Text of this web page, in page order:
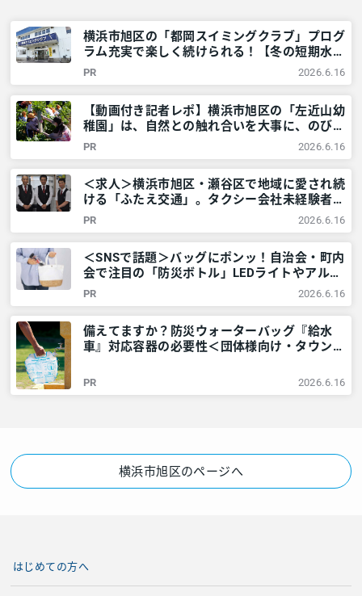
横浜市旭区の「都岡スイミングクラブ」プログ
ラム充実で楽しく続けられる！【冬の短期水泳
教室開催！】 – 神奈川・東京多摩のご近所情
報 – レアリア
PR 2026.6.16
【動画付き記者レポ】横浜市旭区の「左近山幼
稚園」は、自然との触れ合いを大事に、のびの
びとした教育を提供！＜満3歳児募集中＞ – 神
奈川・東京多摩のご近所情報 – レアリア
PR 2026.6.16
＜求人＞横浜市旭区・瀬谷区で地域に愛され続
ける「ふたえ交通」。タクシー会社未経験者も
安心して高収入を目指せる理由とは？ – 神奈
川・東京多摩のご近所情報 – レアリア
PR 2026.6.16
＜SNSで話題＞バッグにポンッ！自治会・町内
会で注目の「防災ボトル」LEDライトやアルミ
シートなど6点が1本に – 神奈川・東京多摩の
ご近所情報 – レアリア
PR 2026.6.16
備えてますか？防災ウォーターバッグ『給水
車』対応容器の必要性＜団体様向け・タウンニ
多摩のご近所情報 – レアリア
PR 2026.6.16
横浜市旭区のページへ
はじめての方へ